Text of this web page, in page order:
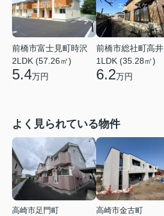
前橋市富士見町時沢
2LDK (57.26㎡)
5.4万円
前橋市総社町高井
1LDK (35.28㎡)
6.2万円
よく見られている物件
高崎市足門町
高崎市金古町